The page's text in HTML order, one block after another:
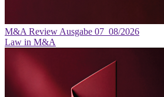
M&A Review Ausgabe 07_08/2026
Law in M&A